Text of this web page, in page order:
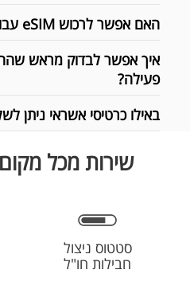
האם אפשר לרכוש eSIM עבור מנוי אחר?
איך אפשר לבדוק מראש
פעילה?
באילו כרטיסי אשראי ניתן
שירות מכל מקום
סטטוס ניצול
חבילות חו"ל